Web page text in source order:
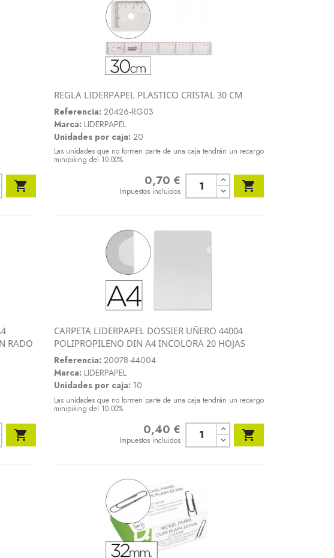

Vista rápida
REGLA LIDERPAPEL PLASTICO CRISTAL 30 CM
Referencia: 20426-RG03
Marca: LIDERPAPEL
Unidades por caja: 20
Las unidades que no formen parte de una caja tendrán un recargo
minipiking del 10.00%
0,70 €
Impuestos incluidos 
RADO

Vista rápida
CARPETA LIDERPAPEL DOSSIER UÑERO 44004
POLIPROPILENO DIN A4 INCOLORA 20 HOJAS
Referencia: 20078-44004
Marca: LIDERPAPEL
Unidades por caja: 10
Las unidades que no formen parte de una caja tendrán un recargo
minipiking del 10.00%
0,40 €
Impuestos incluidos 